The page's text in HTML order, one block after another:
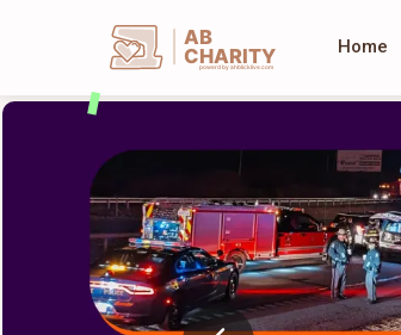
AB
CHARITY
powerd by ahblicklive.com
Home